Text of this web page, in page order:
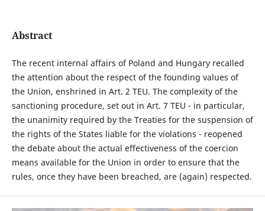
Abstract
The recent internal affairs of Poland and Hungary recalled
the attention about the respect of the founding values of
the Union, enshrined in Art. 2 TEU. The complexity of the
sanctioning procedure, set out in Art. 7 TEU - in particular,
the unanimity required by the Treaties for the suspension of
the rights of the States liable for the violations - reopened
the debate about the actual effectiveness of the coercion
means available for the Union in order to ensure that the
rules, once they have been breached, are (again) respected.